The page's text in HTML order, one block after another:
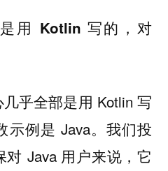
用 Kotlin 写的，对
乎全部是用 Kotlin 写
示例是 Java。我们投
对 Java 用户来说，它